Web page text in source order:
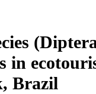
in
Brazil